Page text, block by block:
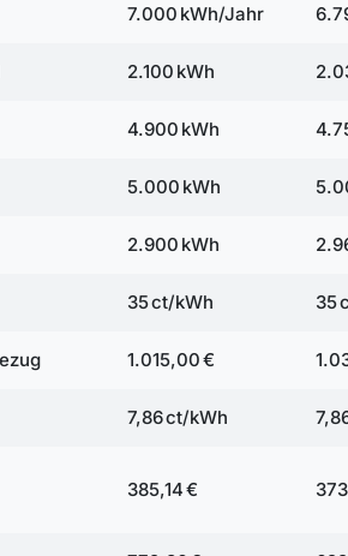
7.000 kWh/Jahr
2.100 kWh
4.900 kWh
5.000 kWh
2.900 kWh
35 ct/kWh 35
1.015,00 €
7,86 ct/kWh
385,14 €